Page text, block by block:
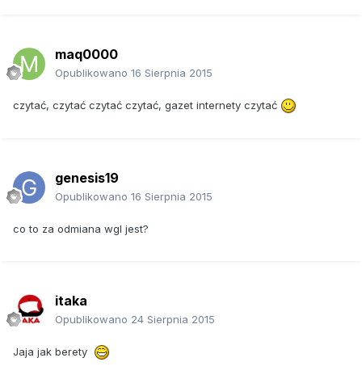
maq0000
Opublikowano 16 Sierpnia 2015
czytać, czytać czytać czytać, gazet internety czytać
genesis19
Opublikowano 16 Sierpnia 2015
co to za odmiana wgl jest?
itaka
Opublikowano 24 Sierpnia 2015
Jaja jak berety